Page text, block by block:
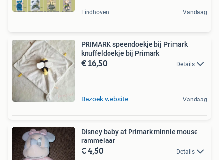
Eindhoven Vandaag
PRIMARK speendoekje bij Primark
knuffeldoekje bij Primark
€ 16,50 Details
Bezoek website Vandaag
Disney baby at Primark minnie mouse
rammelaar
€ 4,50 Details